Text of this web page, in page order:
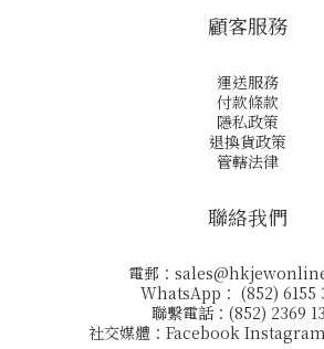
顧客服務
運送服務
付款條款
隱私政策
退換貨政策
管轄法律
聯絡我們
電郵：
WhatsApp： (852) 6155
聯繫電話：(852) 2369
社交媒體： Facebook Instagram